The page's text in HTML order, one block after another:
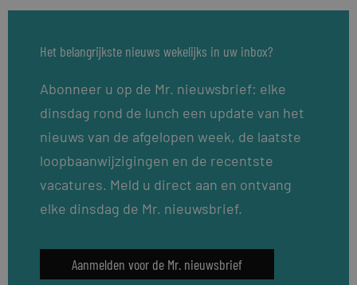
Het belangrijkste nieuws wekelijks in uw inbox?
Abonneer u op de Mr. nieuwsbrief: elke
dinsdag rond de lunch een update van het
nieuws van de afgelopen week, de laatste
loopbaanwijzigingen en de recentste
vacatures. Meld u direct aan en ontvang
elke dinsdag de Mr. nieuwsbrief.
Aanmelden voor de Mr. nieuwsbrief